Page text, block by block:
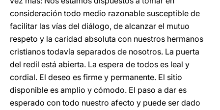
consideración todo medio razonable susceptible de
facilitar las vías del diálogo, de alcanzar el mutuo
respeto y la caridad absoluta con nuestros hermanos
cristianos todavía separados de nosotros. La puerta
del redil está abierta. La espera de todos es leal y
cordial. El deseo es firme y permanente. El sitio
disponible es amplio y cómodo. El paso a dar es
esperado con todo nuestro afecto y puede ser dado